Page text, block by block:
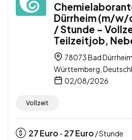
Dürrheim (m/w/
/ Stunde –
Teilzeitjob,
78073 Bad
Württemberg,
02/08/2026
Vollzeit
27Euro - 27Euro / Stunde